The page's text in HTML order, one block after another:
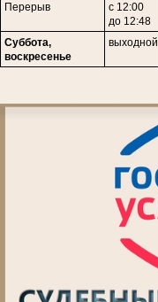
Перерыв
с 12:00
до 12:48
Суббота,
воскресенье
выходной